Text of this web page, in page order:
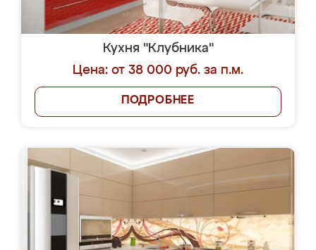
Кухня "Клубника"
Цена: от 38 000 руб. за п.м.
ПОДРОБНЕЕ